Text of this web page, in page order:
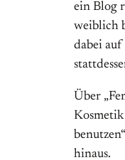
ein Blog
weiblich
dabei
Über
hinaus.